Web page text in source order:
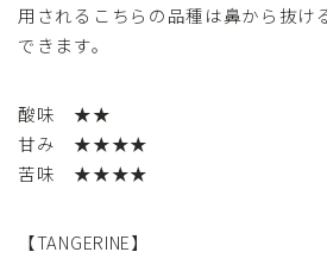
用されるこちらの品種は鼻から抜け
できます。
酸味 ★★
甘み ★★★★
苦味 ★★★★
【TANGERINE】